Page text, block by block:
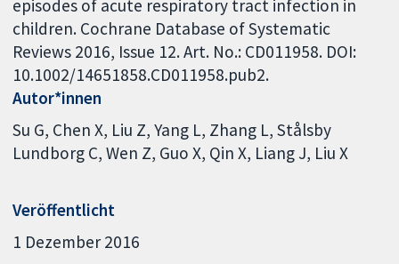
episodes of acute respiratory tract infection in
children. Cochrane Database of Systematic
Reviews 2016, Issue 12. Art. No.: CD011958. DOI:
10.1002/14651858.CD011958.pub2.
Autor*innen
Su G Chen X Liu Z Yang L Zhang L Stålsby
Lundborg C Wen Z Guo X Qin X Liang J Liu X
Veröffentlicht
1 Dezember 2016